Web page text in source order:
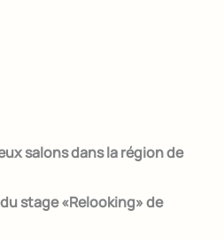
salons dans la région de
stage «Relooking» de